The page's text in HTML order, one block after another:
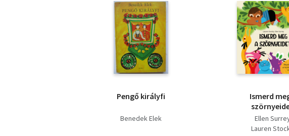
Pengő királyfi
Benedek Elek
Ismerd
Ellen
Lauren